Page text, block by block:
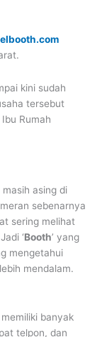
kini sudah
tersebut
Rumah
asing di
sebenarnya
sering melihat
‘Booth’ yang
mengetahui
mendalam.
banyak
telpon, dan